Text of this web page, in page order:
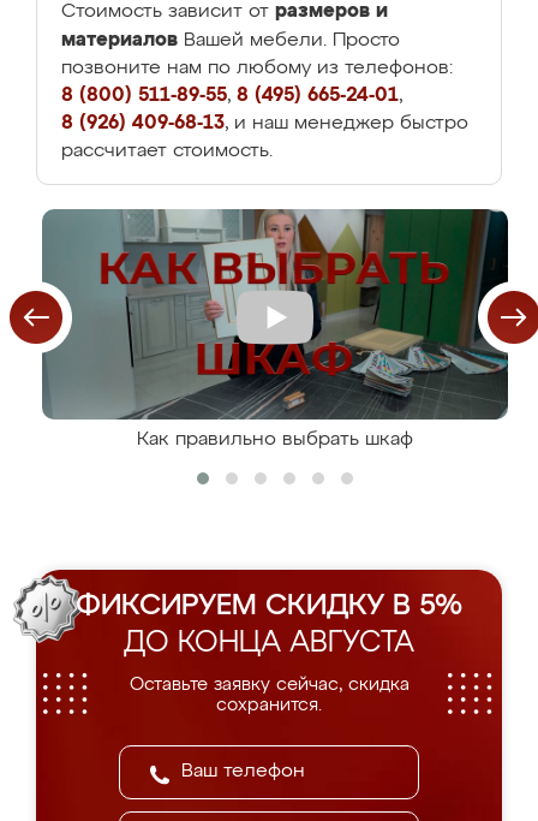
Стоимость зависит от размеров и
материалов Вашей мебели. Просто
позвоните нам по любому из телефонов:
8 (800) 511-89-55, 8 (495) 665-24-01,
8 (926) 409-68-13, и наш менеджер быстро
рассчитает стоимость.
Как правильно выбрать шкаф
ФИКСИРУЕМ СКИДКУ В 5%
ДО КОНЦА АВГУСТА
Оставьте заявку сейчас, скидка
сохранится.